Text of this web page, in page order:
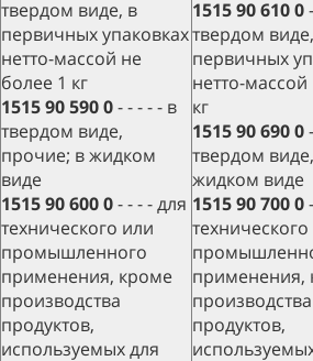
твердом виде, в
первичных упаковках
нетто-массой не
более 1 кг
1515 90 590 0- - - - - в
твердом виде,
прочие; в жидком
виде
1515 90 600 0- - - - для
технического или
промышленного
применения, кроме
производства
продуктов,
используемых для
1515 90 610 0
твердом
первичных
нетто-
кг
1515 90 690 0
твердом
жидком виде
1515 90 700 0
применения,
производства
продуктов,